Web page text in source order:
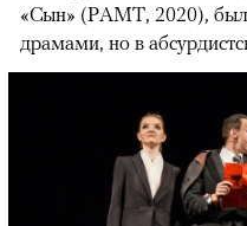
«Сын» (РАМТ, 2020),
драмами, но в